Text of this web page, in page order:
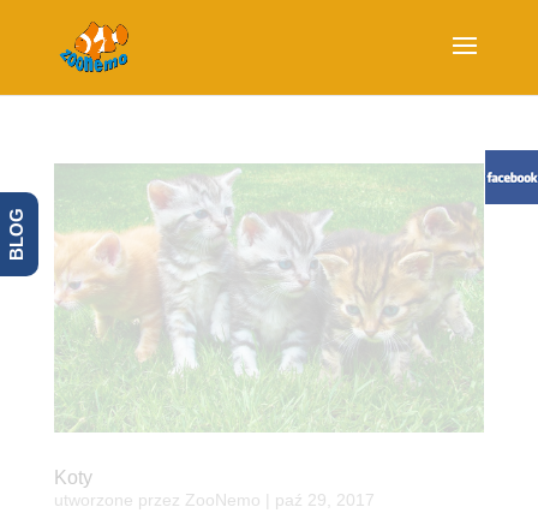
Koty
utworzone przez ZooNemo paź 29, 2017
BLOG